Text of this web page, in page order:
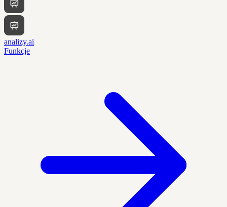
analizy.ai
Funkcje